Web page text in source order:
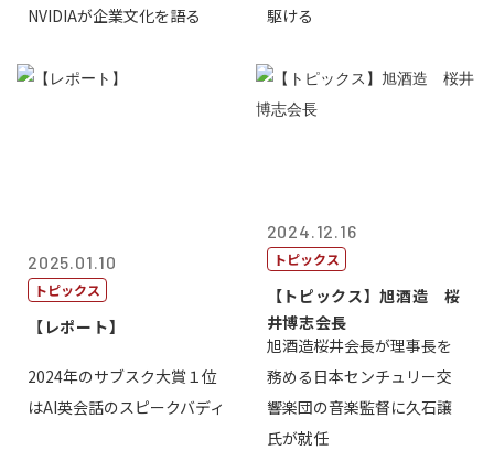
NVIDIAが企業文化を語る
駆ける
2025.01.10
トピックス
【レポート】
2024年のサブスク大賞１位
はAI英会話のスピークバディ
2024.12.16
トピックス
【トピックス】旭酒造 桜
井博志会長
旭酒造桜井会長が理事長を
務める日本センチュリー交
響楽団の音楽監督に久石譲
氏が就任